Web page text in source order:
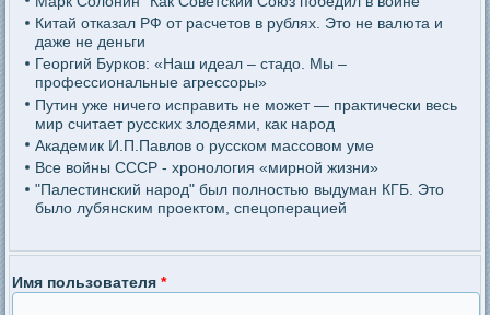
Китай отказал РФ от расчетов в рублях. Это не валюта и
даже не деньги
Георгий Бурков: «Наш идеал – стадо. Мы –
профессиональные агрессоры»
Путин уже ничего исправить не может — практически весь
мир считает русских злодеями, как народ
Академик И.П.Павлов о русском массовом уме
Все войны СССР - хронология «мирной жизни»
"Палестинский народ" был полностью выдуман КГБ. Это
было лубянским проектом, спецоперацией
Имя пользователя*